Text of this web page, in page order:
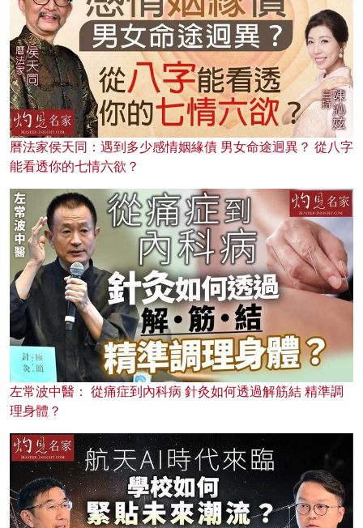
曆法家侯天同：遇到多少感情姻緣債 男女命途迥異？ 從八字
能看透你的七情六欲？
左常波中醫： 從痛症到內科病 針灸如何透過解筋結 精準調
理身體？